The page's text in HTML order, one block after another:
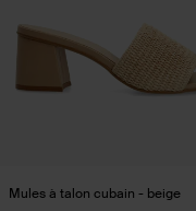
Mules à talon cubain - beige